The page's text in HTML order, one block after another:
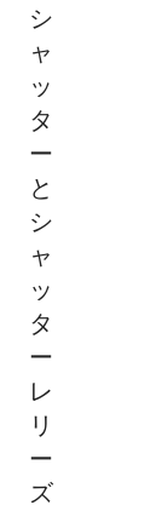
（幅
×高
さ×
奥
行）
質量
付属
品
シ
ャ
ッ
タ
ー
と
シ
ャ
ッ
タ
ー
レ
リ
ー
ズ